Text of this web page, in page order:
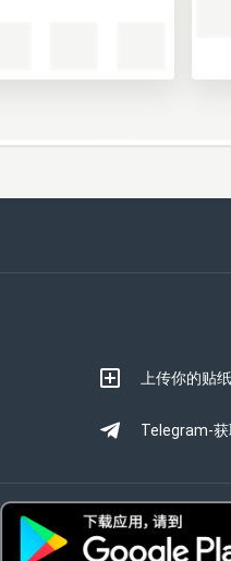
上传你的贴纸
Telegram-获